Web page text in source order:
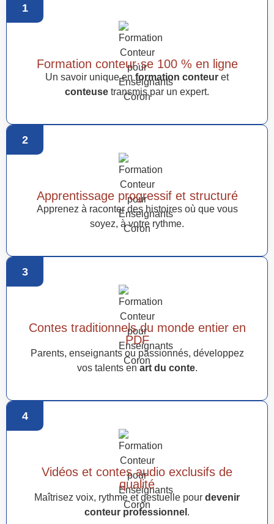
1
Formation conteur·se 100 % en ligne
Un savoir unique en formation conteur et
conteuse transmis par un expert.
2
Apprentissage progressif et structuré
Apprenez à raconter des histoires où que vous
soyez, à votre rythme.
3
Contes traditionnels du monde entier en
PDF
Parents, enseignants ou passionnés, développez
vos talents en art du conte.
4
Vidéos et contes audio exclusifs de
qualité
Maîtrisez voix, rythme et gestuelle pour devenir
conteur professionnel .